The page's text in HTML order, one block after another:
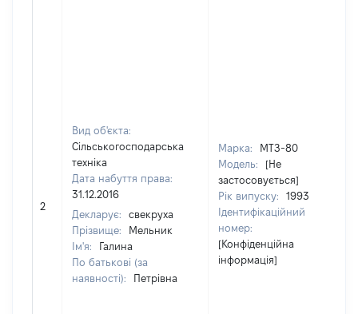
2
Вид об'єкта:
Сільськогосподарська
техніка
Дата набуття права:
31.12.2016
Декларує:
свекруха
Прізвище:
Мельник
Ім'я:
Галина
По батькові (за
наявності):
Петрівна
Марка:
МТЗ-80
Модель:
[Не
застосовується]
Рік випуску:
1993
Ідентифікаційний
номер:
[Конфіденційна
інформація]